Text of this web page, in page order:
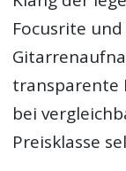
Focusrite
transparente
bei
Preisklasse